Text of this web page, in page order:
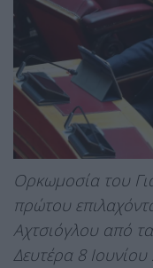
Ορκωμοσία του
πρώτου
Αχτσιόγλου από
Δευτέρα 8